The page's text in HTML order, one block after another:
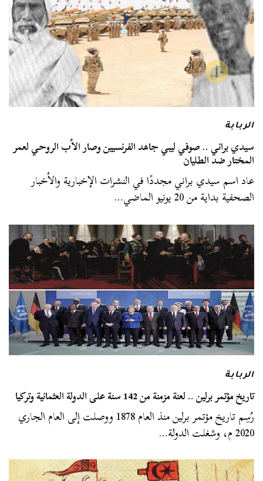
الربابة
سيدي براني .. صوفي ليبي جاهد الفرنسيين وصار الأب الروحي لعمر
المختار ضد الطليان
عاد اسم سيدي براني مجددًا في النشرات الإخبارية والأخبار
الصحفية بداية من 20 يونيو الماضي…
الربابة
تاريخ مؤتمر برلين .. لعنة مزمنة من 142 سنة على الدولة العثمانية وتركيا
رُسِم تاريخ مؤتمر برلين منذ العام 1878 ووصلت إلى العام الجاري
2020 م، وشغلت الدولة…